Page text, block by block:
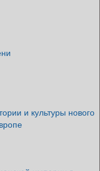
и культуры нового